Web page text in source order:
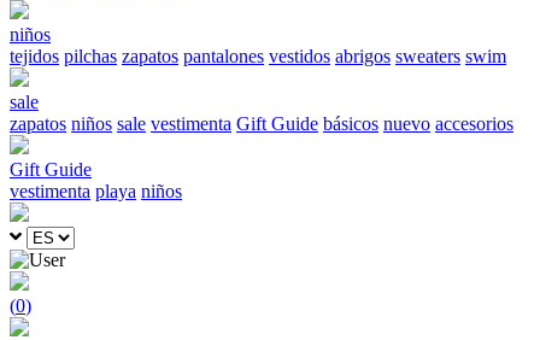
niños
tejidos pilchas zapatos pantalones vestidos abrigos sweaters swim
sale
zapatos niños sale vestimenta Gift Guide básicos nuevo accesorios
Gift Guide
vestimenta playa niños
(0)